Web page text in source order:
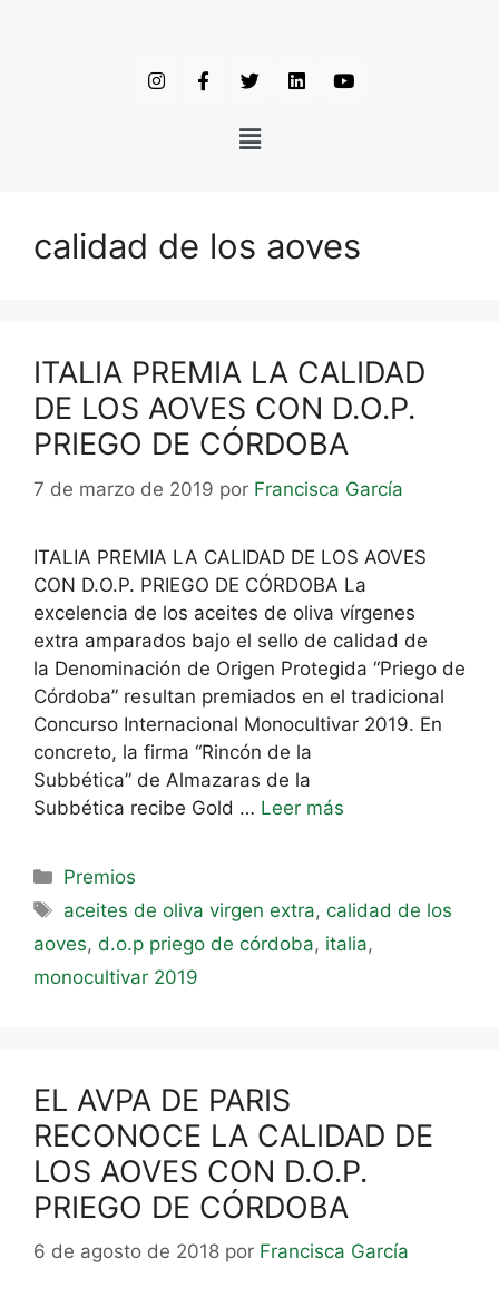
calidad de los aoves
ITALIA PREMIA LA CALIDAD
DE LOS AOVES CON D.O.P.
PRIEGO DE CÓRDOBA
7 de marzo de 2019 por Francisca García
ITALIA PREMIA LA CALIDAD DE LOS AOVES
CON D.O.P. PRIEGO DE CÓRDOBA La
excelencia de los aceites de oliva vírgenes
extra amparados bajo el sello de calidad de
la Denominación de Origen Protegida “Priego de
Córdoba” resultan premiados en el tradicional
Concurso Internacional Monocultivar 2019. En
concreto, la firma “Rincón de la
Subbética” de Almazaras de la
Subbética recibe Gold … Leer más
Premios
aceites de oliva virgen extra,calidad de los
aoves, d.o.p priego de córdoba, italia,
monocultivar 2019
EL AVPA DE PARIS
RECONOCE LA CALIDAD DE
LOS AOVES CON D.O.P.
PRIEGO DE CÓRDOBA
6 de agosto de 2018 por Francisca García